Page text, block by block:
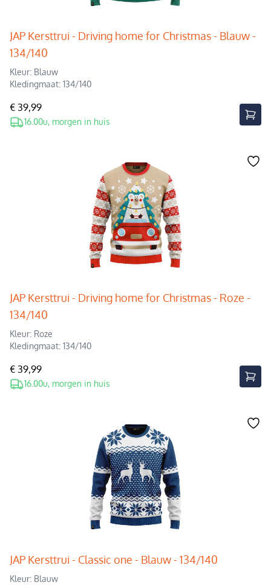
JAP Kersttrui - Driving home for Christmas - Blauw -
134/140
Kleur: Blauw
Kledingmaat: 134/140
€ 39,99
16.00u, morgen in huis
JAP Kersttrui - Driving home for Christmas - Roze -
134/140
Kleur: Roze
Kledingmaat: 134/140
€ 39,99
16.00u, morgen in huis
JAP Kersttrui - Classic one - Blauw - 134/140
Kleur: Blauw